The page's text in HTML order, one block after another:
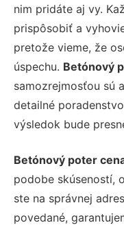
nim pridáte aj vy.
prispôsobiť a
pretože vieme, že
úspechu. Betónový
samozrejmosťou sú
detailné
výsledok bude
Betónový poter
podobe skúseností,
ste na správnej
povedané,